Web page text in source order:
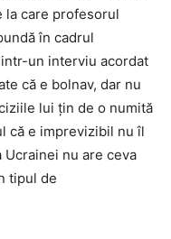
la care profesorul
în cadrul
un interviu acordat
că e bolnav, dar nu
lui țin de o numită
că e imprevizibil nu îl
Ucrainei nu are ceva
tipul de